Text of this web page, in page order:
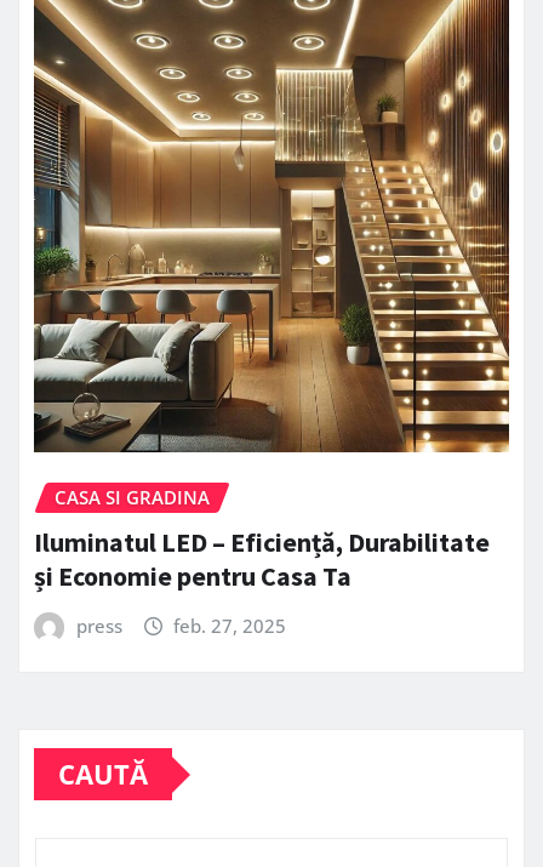
CASA SI GRADINA
Iluminatul LED – Eficiență, Durabilitate
și Economie pentru Casa Ta
press feb. 27, 2025
CAUTĂ